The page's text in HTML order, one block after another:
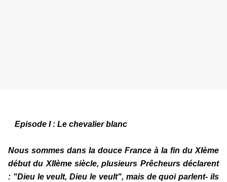
Episode I : Le chevalier blanc
Nous sommes dans la douce France à la fin du XIème
début du XIIème siècle, plusieurs Prêcheurs déclarent
: "Dieu le veult, Dieu le veult", mais de quoi parlent- ils